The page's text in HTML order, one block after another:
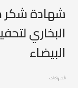
شهادة شكر
البخاري
البيضاء
الشهادات